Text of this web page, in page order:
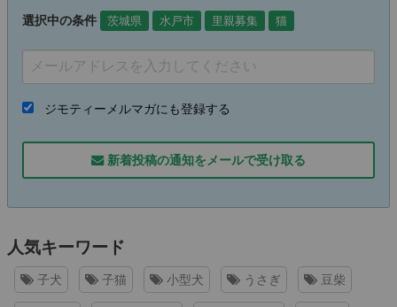
選択中の条件 茨城県 水戸市 里親募集 猫
ジモティーメルマガにも登録する
新着投稿の通知をメールで受け取る
人気キーワード
子犬 子猫 小型犬 うさぎ 豆柴